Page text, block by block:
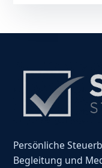
Persönliche
Begleitung und